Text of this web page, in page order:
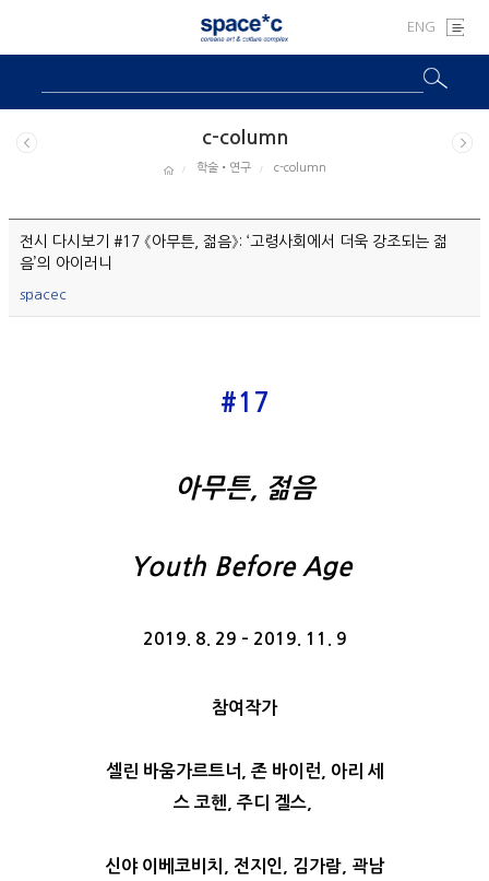
ENG
c-column
학술•연구 c-column
전시 다시보기 #17 《아무튼, 젊음》: ‘고령사회에서 더욱 강조되는 젊
음’의 아이러니
spacec
#17
아무튼, 젊음
Youth Before Age
2019. 8. 29 – 2019. 11. 9
참여작가
셀린 바움가르트너, 존 바이런, 아리 세
스 코헨, 주디 겔스,
신야 이베코비치, 전지인, 김가람, 곽남